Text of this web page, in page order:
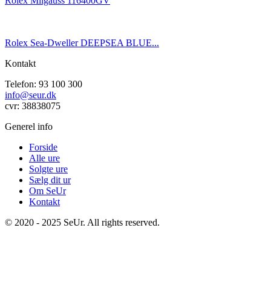
Rolex Sea-Dweller DEEPSEA BLUE...
Kontakt
Telefon: 93 100 300
info@seur.dk
cvr: 38838075
Generel info
Forside
Alle ure
Solgte ure
Sælg dit ur
Om SeUr
Kontakt
© 2020 - 2025 SeUr. All rights reserved.